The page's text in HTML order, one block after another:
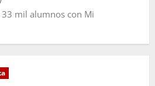
mil alumnos con Mi